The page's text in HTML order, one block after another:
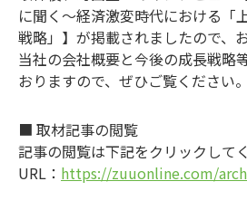
に聞く～経済激変時代における「
戦略」】が掲載されましたので、
当社の会社概要と今後の成長戦略
おりますので、ぜひご覧ください。
■ 取材記事の閲覧
記事の閲覧は下記をクリックして
URL： https://zuuonline.com/